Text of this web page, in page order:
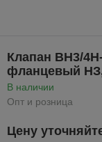
Клапан ВН3/
фланцевый
В наличии
Опт и розница
Цену